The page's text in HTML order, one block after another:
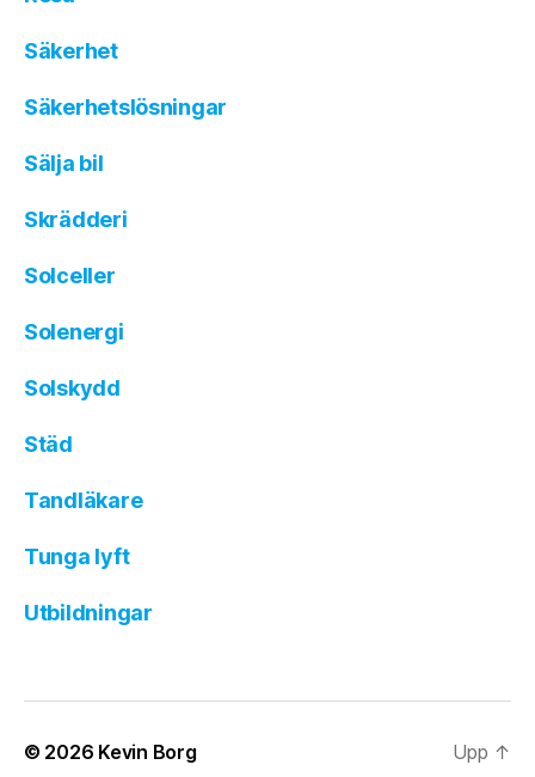
Säkerhet
Säkerhetslösningar
Sälja bil
Skrädderi
Solceller
Solenergi
Solskydd
Städ
Tandläkare
Tunga lyft
Utbildningar
© 2026 Kevin Borg Upp ↑